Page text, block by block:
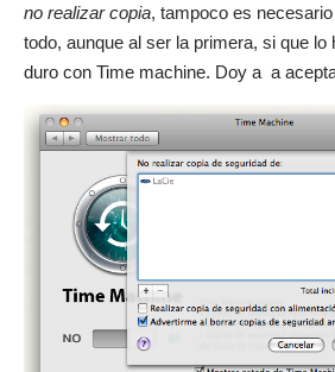
no realizar copia, tampoco es
todo, aunque al ser la primera, si que lo
duro con Time machine. Doy a a